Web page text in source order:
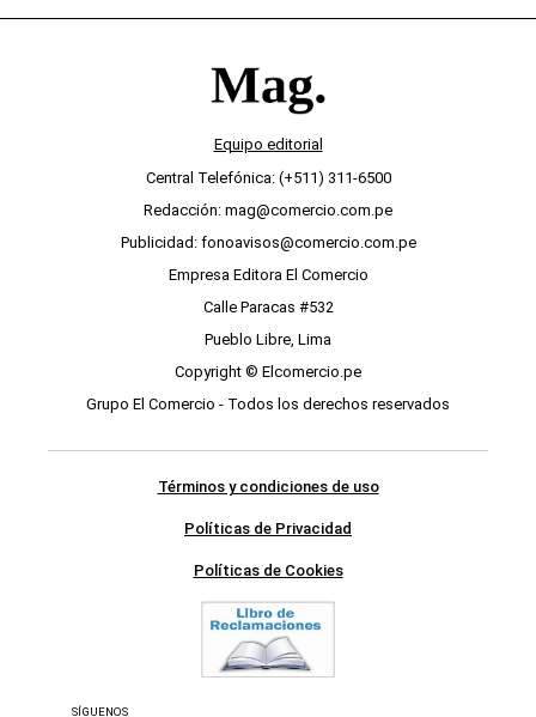
Equipo editorial
Central Telefónica: (+511) 311-6500
Redacción: mag@comercio.com.pe
Publicidad: fonoavisos@comercio.com.pe
Empresa Editora El Comercio
Calle Paracas #532
Pueblo Libre, Lima
Copyright © Elcomercio.pe
Grupo El Comercio - Todos los derechos reservados
Términos y condiciones de uso
Políticas de Privacidad
Políticas de Cookies
SÍGUENOS